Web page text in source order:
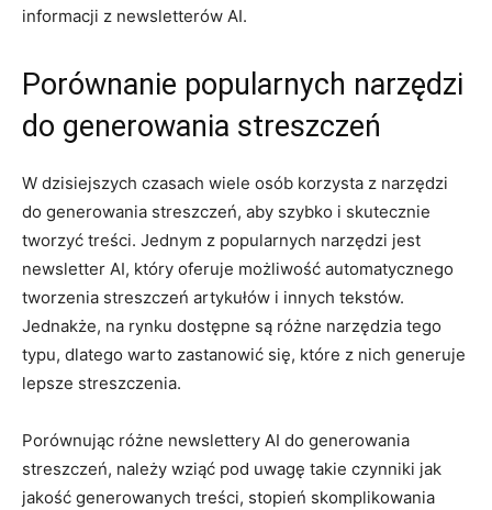
‍informacji⁢ z newsletterów AI.
Porównanie popularnych narzędzi
⁢do generowania streszczeń
W dzisiejszych czasach​ wiele osób ⁤korzysta ⁣z narzędzi
⁤do generowania streszczeń, ​aby szybko i⁤ skutecznie
tworzyć treści. Jednym‍ z‌ popularnych narzędzi jest
⁢newsletter AI,⁣ który oferuje​ możliwość ‍automatycznego‍
tworzenia streszczeń artykułów i‍ innych tekstów.
Jednakże, na‍ rynku dostępne są różne narzędzia tego
typu, dlatego warto zastanowić się, które z nich‍ generuje
lepsze streszczenia.
Porównując różne newslettery AI do generowania
streszczeń, należy wziąć pod uwagę takie czynniki jak
jakość ​generowanych treści,‍ stopień skomplikowania